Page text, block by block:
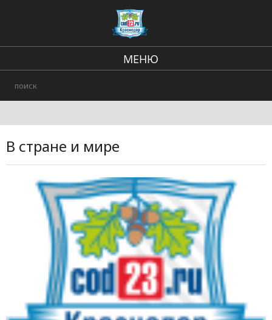
МЕНЮ
Городские события
В стране и мире